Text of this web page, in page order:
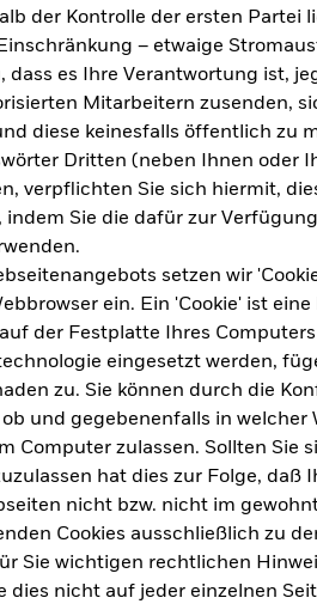
Den Bericht für Deutschland
Den Bericht für Europa
der Kontrolle der ersten Partei
– etwaige
es Ihre Verantwortung ist,
Mitarbeitern zusenden,
diese keinesfalls öffentlich zu
Dritten (neben Ihnen oder
verpflichten Sie sich hiermit,
indem Sie die dafür zur
setzen wir
ein. Ein 'Cookie' ist eine
der Festplatte Ihres
eingesetzt werden,
zu. Sie können durch die
und gegebenenfalls in welcher
Computer zulassen. Sollten Sie
hat dies zur Folge, daß
nicht bzw. nicht im
Cookies ausschließlich zu
Sie wichtigen rechtlichen
dies nicht auf jeder einzelnen